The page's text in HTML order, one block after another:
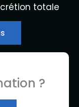
totale
?